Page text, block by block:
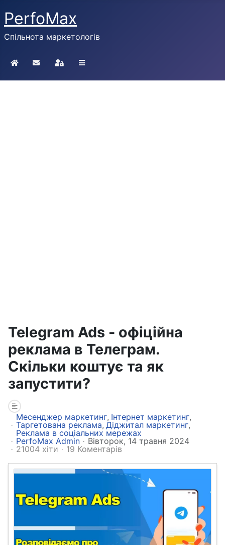
PerfoMax
Спільнота маркетологів
Home Підписатися на блог
Sign In
Telegram Ads - офіційна
реклама в Телеграм.
Скільки коштує та як
запустити?
Месенджер маркетинг Інтернет маркетинг
Таргетована реклама Діджитал маркетинг
Реклама в соціальних мережах
PerfoMax Admin
Вівторок, 14 травня 2024
21004 хіти
19 Коментарів